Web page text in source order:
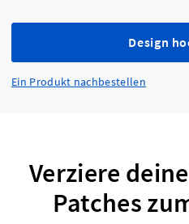
Design
Ein Produkt nachbestellen
Verziere
Patches